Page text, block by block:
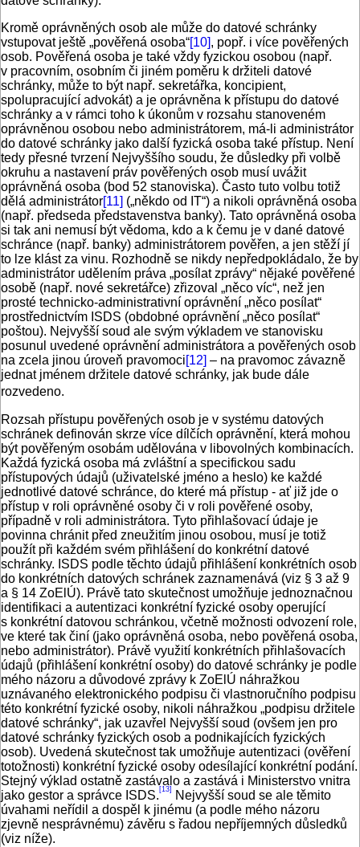
Kromě oprávněných osob ale může do datové schránky
vstupovat ještě „pověřená osoba“[10], popř. i více pověřených
osob. Pověřená osoba je také vždy fyzickou osobou (např.
v pracovním, osobním či jiném poměru k držiteli datové
schránky, může to být např. sekretářka, koncipient,
spolupracující advokát) a je oprávněna k přístupu do datové
schránky a v rámci toho k úkonům v rozsahu stanoveném
oprávněnou osobou nebo administrátorem, má-li administrátor
do datové schránky jako další fyzická osoba také přístup. Není
tedy přesné tvrzení Nejvyššího soudu, že důsledky při volbě
okruhu a nastavení práv pověřených osob musí uvážit
oprávněná osoba (bod 52 stanoviska). Často tuto volbu totiž
dělá administrátor[11] („někdo od IT“) a nikoli oprávněná osoba
(např. předseda představenstva banky). Tato oprávněná osoba
si tak ani nemusí být vědoma, kdo a k čemu je v dané datové
schránce (např. banky) administrátorem pověřen, a jen stěží jí
to lze klást za vinu. Rozhodně se nikdy nepředpokládalo, že by
administrátor udělením práva „posílat zprávy“ nějaké pověřené
osobě (např. nové sekretářce) zřizoval „něco víc“, než jen
prosté technicko-administrativní oprávnění „něco posílat“
prostřednictvím ISDS (obdobné oprávnění „něco posílat“
poštou). Nejvyšší soud ale svým výkladem ve stanovisku
posunul uvedené oprávnění administrátora a pověřených osob
na zcela jinou úroveň pravomoci[12] – na pravomoc závazně
jednat jménem držitele datové schránky, jak bude dále
rozvedeno.
Rozsah přístupu pověřených osob je v systému datových
schránek definován skrze více dílčích oprávnění, která mohou
být pověřeným osobám udělována v libovolných kombinacích.
Každá fyzická osoba má zvláštní a specifickou sadu
přístupových údajů (uživatelské jméno a heslo) ke každé
jednotlivé datové schránce, do které má přístup - ať již jde o
přístup v roli oprávněné osoby či v roli pověřené osoby,
případně v roli administrátora. Tyto přihlašovací údaje je
povinna chránit před zneužitím jinou osobou, musí je totiž
použít při každém svém přihlášení do konkrétní datové
schránky. ISDS podle těchto údajů přihlášení konkrétních osob
do konkrétních datových schránek zaznamenává (viz § 3 až 9
a § 14 ZoElÚ). Právě tato skutečnost umožňuje jednoznačnou
identifikaci a autentizaci konkrétní fyzické osoby operující
s konkrétní datovou schránkou, včetně možnosti odvození role,
ve které tak činí (jako oprávněná osoba, nebo pověřená osoba,
nebo administrátor). Právě využití konkrétních přihlašovacích
údajů (přihlášení konkrétní osoby) do datové schránky je podle
mého názoru a důvodové zprávy k ZoElÚ náhražkou
uznávaného elektronického podpisu či vlastnoručního podpisu
této konkrétní fyzické osoby, nikoli náhražkou „podpisu držitele
datové schránky“, jak uzavřel Nejvyšší soud (ovšem jen pro
datové schránky fyzických osob a podnikajících fyzických
osob). Uvedená skutečnost tak umožňuje autentizaci (ověření
totožnosti) konkrétní fyzické osoby odesílající konkrétní podání.
Stejný výklad ostatně zastávalo a zastává i Ministerstvo vnitra
jako gestor a správce ISDS. [13]
Nejvyšší soud se ale těmito
úvahami neřídil a dospěl k jinému (a podle mého názoru
zjevně nesprávnému) závěru s řadou nepříjemných důsledků
(viz níže).